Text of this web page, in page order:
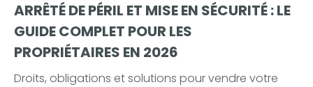
ARRÊTÉ DE PÉRIL ET MISE EN SÉCURITÉ : LE
GUIDE COMPLET POUR LES
PROPRIÉTAIRES EN 2026
Droits, obligations et solutions pour vendre votre